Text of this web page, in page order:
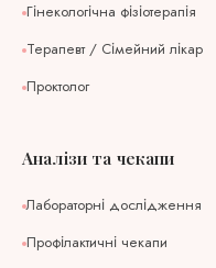
Гінекологічна фізіотерапія
Терапевт / Сімейний лікар
Проктолог
Аналізи та чекапи
Лабораторні дослідження
Профілактичні чекапи